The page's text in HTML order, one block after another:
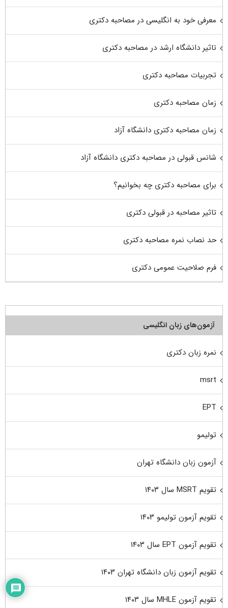
معرفی خود به انگلیسی در مصاحبه دکتری
تاثیر دانشگاه ارشد در مصاحبه دکتری
تجربیات مصاحبه دکتری
زمان مصاحبه دکتری
زمان مصاحبه دکتری دانشگاه آزاد
شانس قبولی در مصاحبه دکتری دانشگاه آزاد
برای مصاحبه دکتری چه بخوانیم؟
تاثیر مصاحبه در قبولی دکتری
حد نصاب نمره مصاحبه دکتری
فرم صلاحیت عمومی دکتری
آزمون‌های زبان انگلیسی
نمره زبان دکتری
msrt
EPT
تولیمو
آزمون زبان دانشگاه تهران
تقویم MSRT سال ۱۴۰۳
تقویم آزمون تولیمو ۱۴۰۳
تقویم آزمون EPT سال ۱۴۰۳
تقویم آزمون زبان دانشگاه تهران ۱۴۰۳
تقویم آزمون MHLE سال ۱۴۰۳